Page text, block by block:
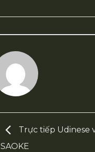
Trực tiếp Udinese
SAOKE